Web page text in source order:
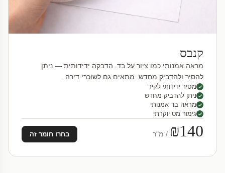
קנבס
מראה אמנותי כמו ציור על בד. הדבקה ידידותית — ניתן
להסיר ולהדביק מחדש. מתאים גם לשוכרי דירה.
מסיר ידידותי לקיר
ניתן להדביק מחדש
מראה בד אמנותי
גימור מט יוקרתי
₪140 / מ"ר בחרו חומר זה